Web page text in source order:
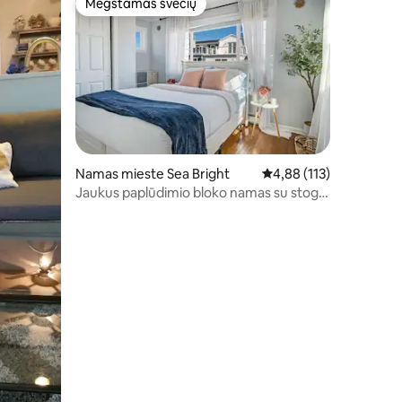
Mėgstamas svečių
Mėgstamas svečių
Namas mieste Sea Bright Vidutinis įvertinimas:
4,88 (113)
Jaukus paplūdimio bloko namas su stogo